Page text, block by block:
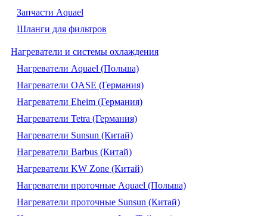
Запчасти Aquael
Шланги для фильтров
Нагреватели и системы охлаждения
Нагреватели Aquael (Польша)
Нагреватели OASE (Германия)
Нагреватели Eheim (Германия)
Нагреватели Tetra (Германия)
Нагреватели Sunsun (Китай)
Нагреватели Barbus (Китай)
Нагреватели KW Zone (Китай)
Нагреватели проточные Aquael (Польша)
Нагреватели проточные Sunsun (Китай)